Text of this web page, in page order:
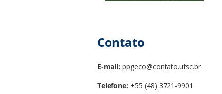
Contato
E-mail: ppgeco@contato.ufsc.br
Telefone: +55 (48) 3721-9901